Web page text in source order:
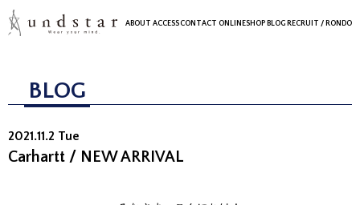
ABOUT ACCESSCONTACT ONLINESHOP BLOG RECRUIT / RONDO
BLOG
2021.11.2 Tue
Carhartt / NEW ARRIVAL